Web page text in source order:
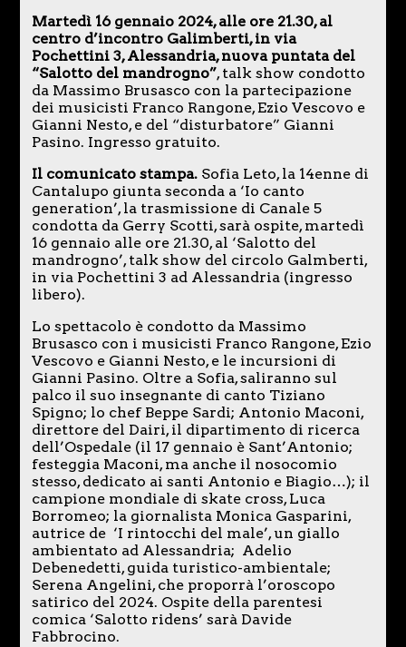
Martedì 16 gennaio 2024, alle ore 21.30, al
centro d’incontro Galimberti, in via
Pochettini 3, Alessandria, nuova puntata del
“Salotto del mandrogno”, talk show condotto
da Massimo Brusasco con la partecipazione
dei musicisti Franco Rangone, Ezio Vescovo e
Gianni Nesto, e del “disturbatore” Gianni
Pasino. Ingresso gratuito.
Il comunicato stampa.Sofia Leto, la 14enne di
Cantalupo giunta seconda a ‘Io canto
generation’, la trasmissione di Canale 5
condotta da Gerry Scotti, sarà ospite, martedì
16 gennaio alle ore 21.30, al ‘Salotto del
mandrogno’, talk show del circolo Galmberti,
in via Pochettini 3 ad Alessandria (ingresso
libero).
Lo spettacolo è condotto da Massimo
Brusasco con i musicisti Franco Rangone, Ezio
Vescovo e Gianni Nesto, e le incursioni di
Gianni Pasino. Oltre a Sofia, saliranno sul
palco il suo insegnante di canto Tiziano
Spigno; lo chef Beppe Sardi; Antonio Maconi,
direttore del Dairi, il dipartimento di ricerca
dell’Ospedale (il 17 gennaio è Sant’Antonio;
festeggia Maconi, ma anche il nosocomio
stesso, dedicato ai santi Antonio e Biagio…); il
campione mondiale di skate cross, Luca
Borromeo; la giornalista Monica Gasparini,
autrice de ‘I rintocchi del male’, un giallo
ambientato ad Alessandria; Adelio
Debenedetti, guida turistico-ambientale;
Serena Angelini, che proporrà l’oroscopo
satirico del 2024. Ospite della parentesi
comica ‘Salotto ridens’ sarà Davide
Fabbrocino.